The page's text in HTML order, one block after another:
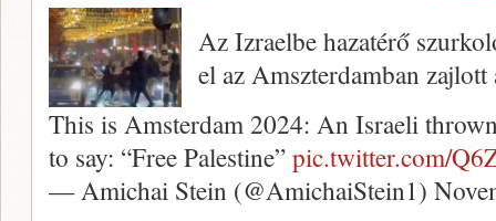
Az Izraelbe hazatérő
el az Amszterdamban
This is Amsterdam 2024: An Israeli
to say: “Free Palestine”pic.twitter.com/
— Amichai Stein (@AmichaiStein1)